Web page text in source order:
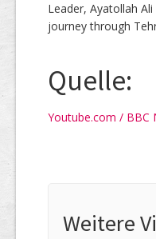
Leader, Ayatollah
journey through
Quelle:
Youtube.com / BBC
Weitere